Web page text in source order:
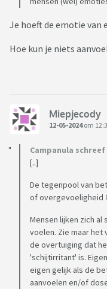
Je hoeft de emotie van
Hoe kun je niets
Miepjecody
12-05-2024om
Campanula schreef
[..]
De tegenpool van
of overgevoeligheid
Mensen lijken zich
voelen. Zie maar het
de overtuiging dat
'schijtirritant' is.
eigen gelijk als de
aanvoelen en/of